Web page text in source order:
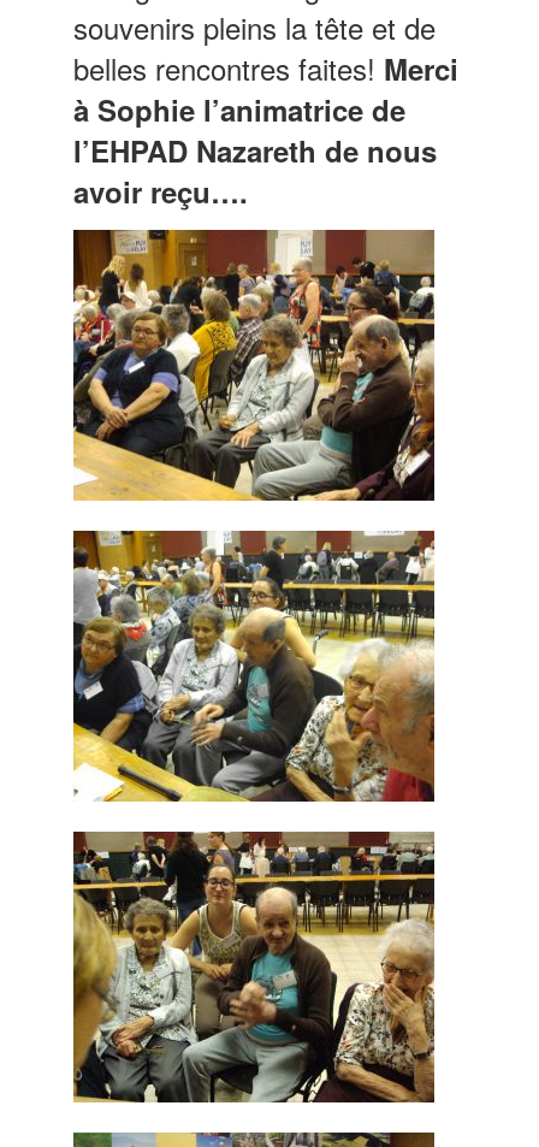
souvenirs pleins la tête et de
belles rencontres faites! Merci
à Sophie l’animatrice de
l’EHPAD Nazareth de nous
avoir reçu….